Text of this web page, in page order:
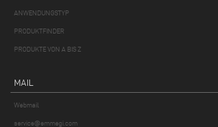
ANWENDUNGSTYP
PRODUKTFINDER
PRODUKTE VON A BIS Z
MAIL
Webmail
service@emmegi.com